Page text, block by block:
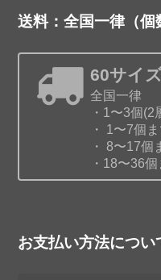
みかんと白
送料：全国一律（個
60サイ
全国一律
・1〜3個(2
・ 1〜7個
・ 8〜17
・18〜36
お支払い方法につい